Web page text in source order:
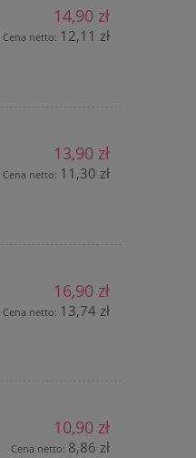
14,90 zł
Cena netto: 12,11 zł
13,90 zł
Cena netto: 11,30 zł
16,90 zł
Cena netto: 13,74 zł
10,90 zł
Cena netto: 8,86 zł